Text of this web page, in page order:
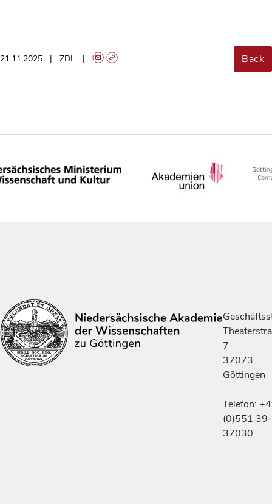
21.11.2025 ZDL Back
7
37073
Göttingen
Telefon:
(0)551 39-
37030